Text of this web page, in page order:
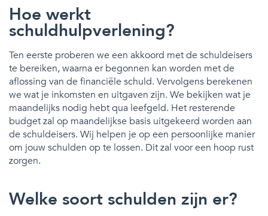
Hoe werkt
schuldhulpverlening?
Ten eerste proberen we een akkoord met de schuldeisers
te bereiken, waarna er begonnen kan worden met de
aflossing van de financiële schuld. Vervolgens berekenen
we wat je inkomsten en uitgaven zijn. We bekijken wat je
maandelijks nodig hebt qua leefgeld. Het resterende
budget zal op maandelijkse basis uitgekeerd worden aan
de schuldeisers. Wij helpen je op een persoonlijke manier
om jouw schulden op te lossen. Dit zal voor een hoop rust
zorgen.
Welke soort schulden zijn er?